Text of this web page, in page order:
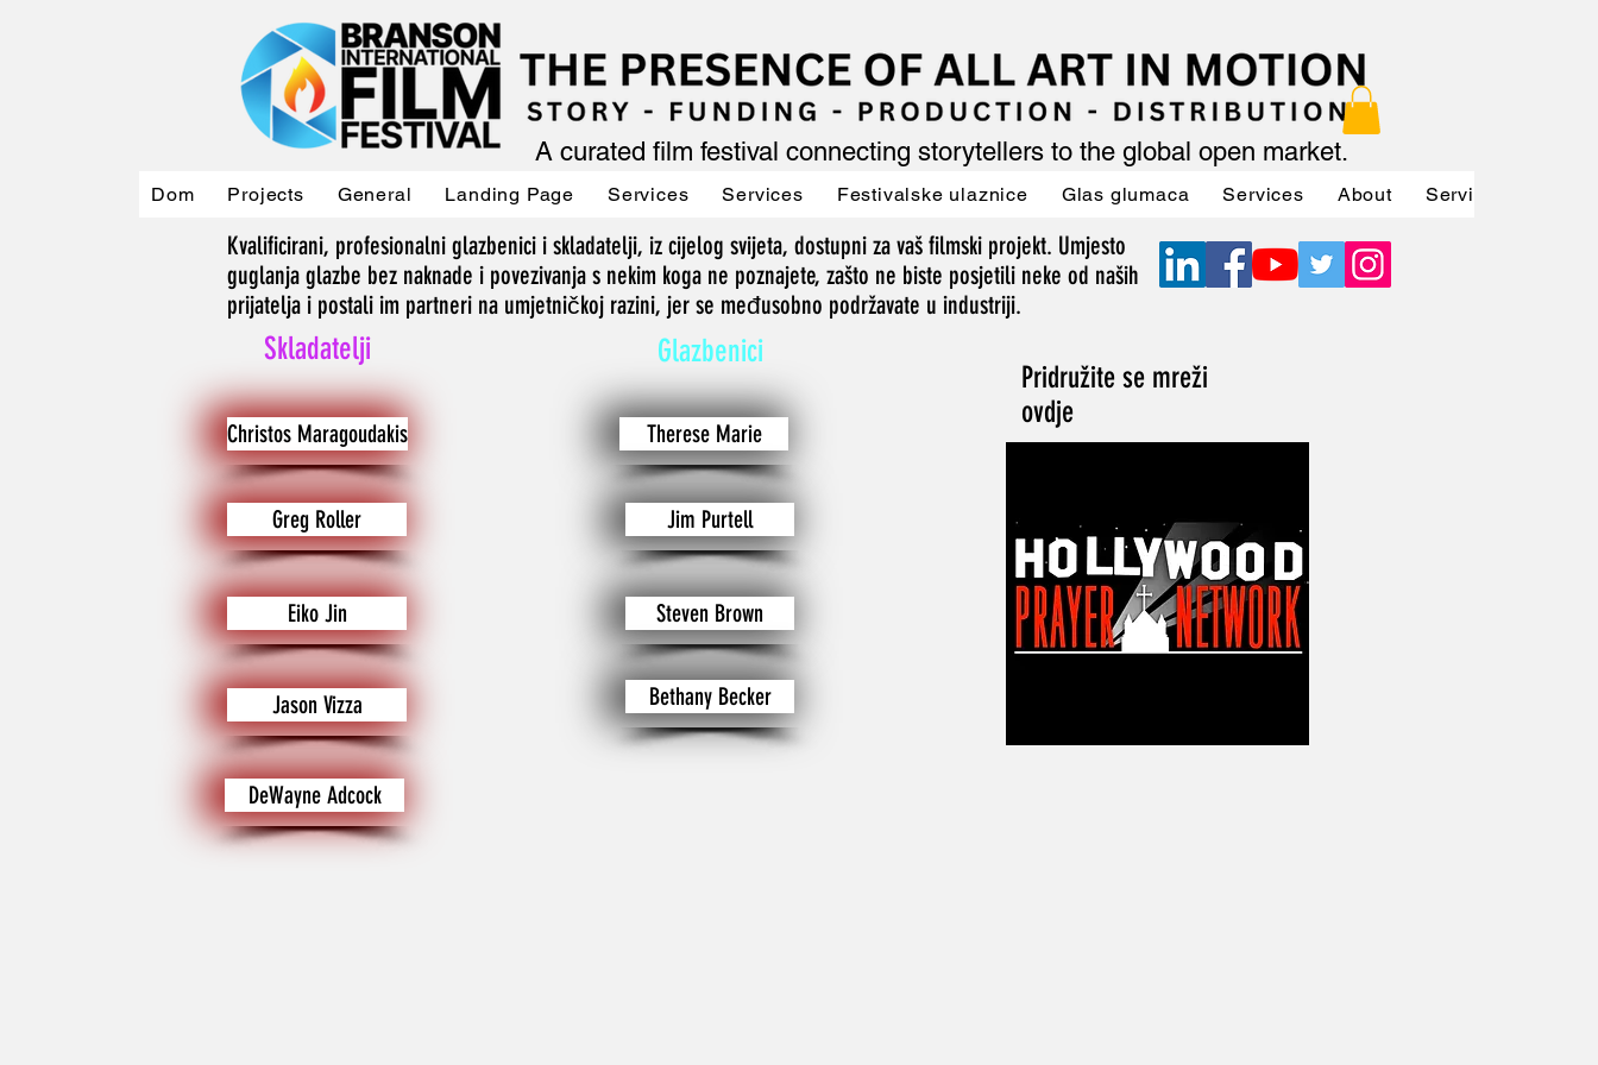
A curated film festival connecting storytellers to the global open market.
Dom Projects General Landing Page Services Services Festivalske ulaznice Glas glumaca Services About Services
Kvalificirani, profesionalni glazbenici i skladatelji, iz cijelog svijeta, dostupni za vaš filmski projekt. Umjesto
guglanja glazbe bez naknade i povezivanja s nekim koga ne poznajete, zašto ne biste posjetili neke od naših
prijatelja i postali im partneri na umjetničkoj razini, jer se međusobno podržavate u industriji.
Glazbenici
Skladatelji
Christos Maragoudakis
Greg Roller
Eiko Jin
Jason Vizza
Therese Marie
Jim Purtell
Steven Brown
Bethany Becker
Pridružite se mreži
ovdje
DeWayne Adcock